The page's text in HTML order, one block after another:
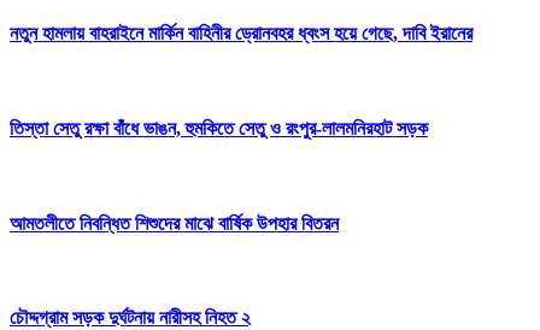
নতুন হামলায় বাহরাইনে মার্কিন বাহিনীর ড্রোনবহর ধ্বংস হয়ে গেছে, দাবি ইরানের
তিস্তা সেতু রক্ষা বাঁধে ভাঙন, হুমকিতে সেতু ও রংপুর-লালমনিরহাট সড়ক
আমতলীতে নিবন্ধিত শিশুদের মাঝে বার্ষিক উপহার বিতরন
চৌদ্দগ্রাম সড়ক দুর্ঘটনায় নারীসহ নিহত ২